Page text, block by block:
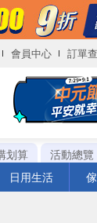
會員中心 訂單
划算 活動總覽
日用生活